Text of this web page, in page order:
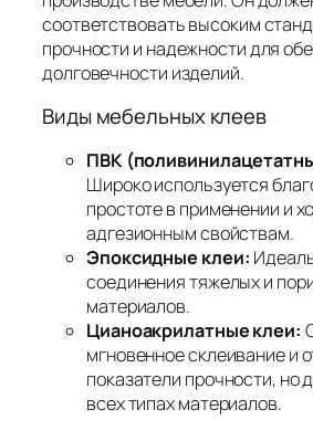
соответствовать высоким
прочности и надежности для
долговечности изделий.
Виды мебельных клеев
ПВК
Широко используется
простоте в применении и
адгезионным свойствам.
Эпоксидные клеи:
соединения тяжелых и
материалов.
Цианоакрилатные клеи:
мгновенное склеивание и
показатели прочности, но
всех типах материалов.